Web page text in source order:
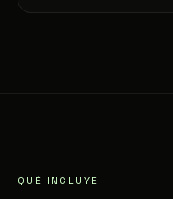
QUÉ INCLUYE